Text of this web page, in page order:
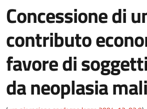
Concessione di
contributo
favore di
da neoplasia